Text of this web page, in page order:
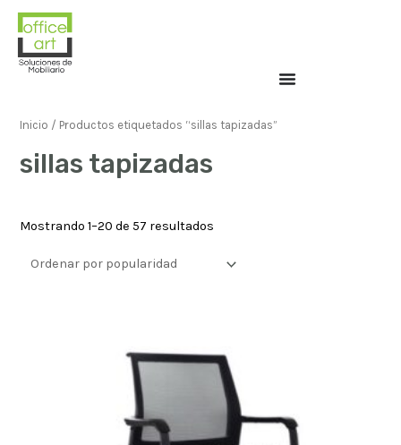
Inicio / Productos etiquetados “sillas tapizadas”
sillas tapizadas
Mostrando 1–20 de 57 resultados